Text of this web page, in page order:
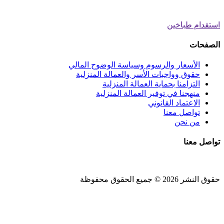
استقدام طباخين
الصفحات
الأسعار والرسوم وسياسة الوضوح المالي
حقوق وواجبات الأسر والعمالة المنزلية
التزامنا بحماية العمالة المنزلية
منهجنا في توفير العمالة المنزلية
الاعتماد القانوني
تواصل معنا
من نحن
تواصل معنا
حقوق النشر 2026 © جميع الحقوق محفوظة